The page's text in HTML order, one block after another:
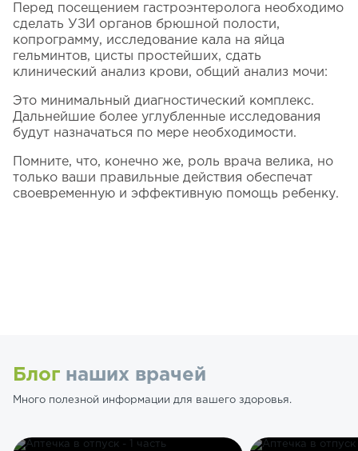
Перед посещением гастроэнтеролога необходимо
сделать УЗИ органов брюшной полости,
копрограмму, исследование кала на яйца
гельминтов, цисты простейших, сдать
клинический анализ крови, общий анализ мочи:
Это минимальный диагностический комплекс.
Дальнейшие более углубленные исследования
будут назначаться по мере необходимости.
Помните, что, конечно же, роль врача велика, но
только ваши правильные действия обеспечат
своевременную и эффективную помощь ребенку.
Блог наших врачей
Много полезной информации для вашего здоровья.